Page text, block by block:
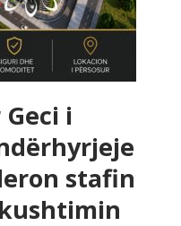
i
stafin